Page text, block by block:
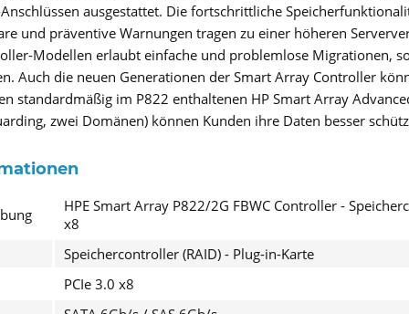
ausgestattet. Die fortschrittliche
und präventive Warnungen tragen zu einer höheren
Modellen erlaubt einfache und problemlose Migrationen,
Auch die neuen Generationen der Smart Array Controller
standardmäßig im P822 enthaltenen HP Smart Array
zwei Domänen) können Kunden ihre Daten besser
HPE Smart Array P822/2G FBWC Controller -
x8
Speichercontroller (RAID) - Plug-in-Karte
PCIe 3.0 x8